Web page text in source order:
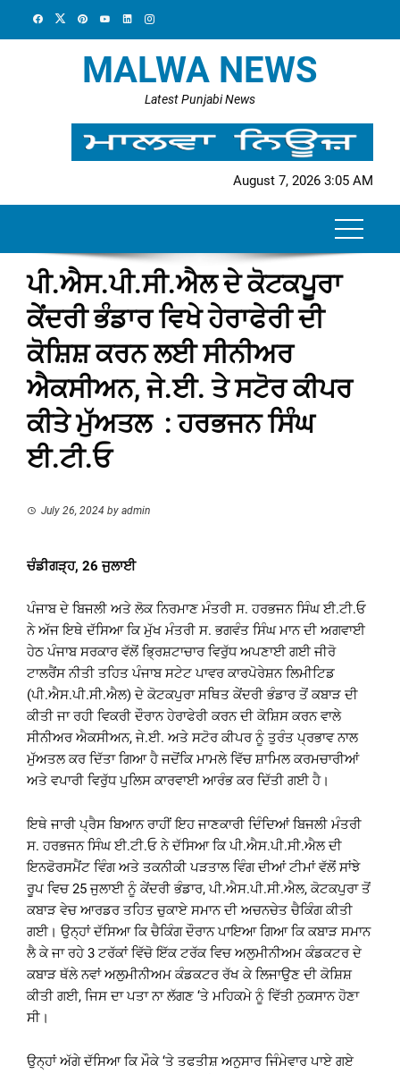
MALWA NEWS
Latest Punjabi News
August 7, 2026 3:05 AM
ਪੀ.ਐਸ.ਪੀ.ਸੀ.ਐਲ ਦੇ ਕੋਟਕਪੂਰਾ
ਕੇਂਦਰੀ ਭੰਡਾਰ ਵਿਖੇ ਹੇਰਾਫੇਰੀ ਦੀ
ਕੋਸ਼ਿਸ਼ ਕਰਨ ਲਈ ਸੀਨੀਅਰ
ਐਕਸੀਅਨ, ਜੇ.ਈ. ਤੇ ਸਟੋਰ ਕੀਪਰ
ਕੀਤੇ ਮੁੱਅਤਲ : ਹਰਭਜਨ ਸਿੰਘ
ਈ.ਟੀ.ਓ
July 26, 2024 by admin
ਚੰਡੀਗੜ੍ਹ, 26 ਜੁਲਾਈ
ਪੰਜਾਬ ਦੇ ਬਿਜਲੀ ਅਤੇ ਲੋਕ ਨਿਰਮਾਣ ਮੰਤਰੀ ਸ. ਹਰਭਜਨ ਸਿੰਘ ਈ.ਟੀ.ਓ
ਨੇ ਅੱਜ ਇਥੇ ਦੱਸਿਆ ਕਿ ਮੁੱਖ ਮੰਤਰੀ ਸ. ਭਗਵੰਤ ਸਿੰਘ ਮਾਨ ਦੀ ਅਗਵਾਈ
ਹੇਠ ਪੰਜਾਬ ਸਰਕਾਰ ਵੱਲੋਂ ਭ੍ਰਿਸ਼ਟਾਚਾਰ ਵਿਰੁੱਧ ਅਪਣਾਈ ਗਈ ਜੀਰੋ
ਟਾਲਰੈਂਸ ਨੀਤੀ ਤਹਿਤ ਪੰਜਾਬ ਸਟੇਟ ਪਾਵਰ ਕਾਰਪੋਰੇਸ਼ਨ ਲਿਮੀਟਿਡ
(ਪੀ.ਐਸ.ਪੀ.ਸੀ.ਐਲ) ਦੇ ਕੋਟਕਪੁਰਾ ਸਥਿਤ ਕੇਂਦਰੀ ਭੰਡਾਰ ਤੋਂ ਕਬਾੜ ਦੀ
ਕੀਤੀ ਜਾ ਰਹੀ ਵਿਕਰੀ ਦੌਰਾਨ ਹੇਰਾਫੇਰੀ ਕਰਨ ਦੀ ਕੋਸ਼ਿਸ ਕਰਨ ਵਾਲੇ
ਸੀਨੀਅਰ ਐਕਸੀਅਨ, ਜੇ.ਈ. ਅਤੇ ਸਟੋਰ ਕੀਪਰ ਨੂੰ ਤੁਰੰਤ ਪ੍ਰਭਾਵ ਨਾਲ
ਮੁੱਅਤਲ ਕਰ ਦਿੱਤਾ ਗਿਆ ਹੈ ਜਦੋਂਕਿ ਮਾਮਲੇ ਵਿੱਚ ਸ਼ਾਮਿਲ ਕਰਮਚਾਰੀਆਂ
ਅਤੇ ਵਪਾਰੀ ਵਿਰੁੱਧ ਪੁਲਿਸ ਕਾਰਵਾਈ ਆਰੰਭ ਕਰ ਦਿੱਤੀ ਗਈ ਹੈ।
ਇਥੇ ਜਾਰੀ ਪ੍ਰੈਸ ਬਿਆਨ ਰਾਹੀਂ ਇਹ ਜਾਣਕਾਰੀ ਦਿੰਦਿਆਂ ਬਿਜਲੀ ਮੰਤਰੀ
ਸ. ਹਰਭਜਨ ਸਿੰਘ ਈ.ਟੀ.ਓ ਨੇ ਦੱਸਿਆ ਕਿ ਪੀ.ਐਸ.ਪੀ.ਸੀ.ਐਲ ਦੀ
ਇਨਫੋਰਸਮੈਂਟ ਵਿੰਗ ਅਤੇ ਤਕਨੀਕੀ ਪੜਤਾਲ ਵਿੰਗ ਦੀਆਂ ਟੀਮਾਂ ਵੱਲੋਂ ਸਾਂਝੇ
ਰੂਪ ਵਿਚ 25 ਜੁਲਾਈ ਨੂੰ ਕੇਂਦਰੀ ਭੰਡਾਰ, ਪੀ.ਐਸ.ਪੀ.ਸੀ.ਐਲ, ਕੋਟਕਪੁਰਾ ਤੋਂ
ਕਬਾੜ ਵੇਚ ਆਰਡਰ ਤਹਿਤ ਚੁਕਾਏ ਸਮਾਨ ਦੀ ਅਚਨਚੇਤ ਚੈਕਿੰਗ ਕੀਤੀ
ਗਈ। ਉਨ੍ਹਾਂ ਦੱਸਿਆ ਕਿ ਚੈਕਿੰਗ ਦੌਰਾਨ ਪਾਇਆ ਗਿਆ ਕਿ ਕਬਾੜ ਸਮਾਨ
ਲੈ ਕੇ ਜਾ ਰਹੇ 3 ਟਰੱਕਾਂ ਵਿੱਚੋ ਇੱਕ ਟਰੱਕ ਵਿਚ ਅਲੁਮੀਨੀਅਮ ਕੰਡਕਟਰ ਦੇ
ਕਬਾੜ ਥੱਲੇ ਨਵਾਂ ਅਲੁਮੀਨੀਅਮ ਕੰਡਕਟਰ ਰੱਖ ਕੇ ਲਿਜਾਉਣ ਦੀ ਕੋਸ਼ਿਸ਼
ਕੀਤੀ ਗਈ, ਜਿਸ ਦਾ ਪਤਾ ਨਾ ਲੱਗਣ ‘ਤੇ ਮਹਿਕਮੇ ਨੂੰ ਵਿੱਤੀ ਨੁਕਸਾਨ ਹੋਣਾ
ਸੀ।
ਉਨ੍ਹਾਂ ਅੱਗੇ ਦੱਸਿਆ ਕਿ ਮੌਕੇ ‘ਤੇ ਤਫਤੀਸ਼ ਅਨੁਸਾਰ ਜਿੰਮੇਵਾਰ ਪਾਏ ਗਏ